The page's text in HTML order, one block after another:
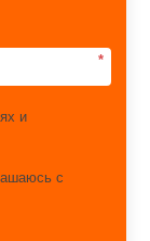
*
и
с